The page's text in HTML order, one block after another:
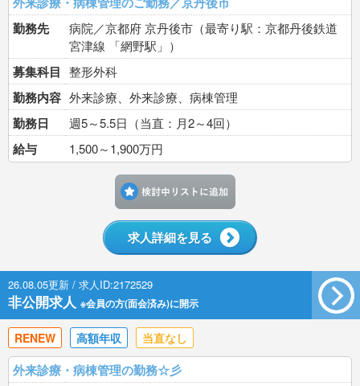
勤務先
病院／京都府 京丹後市（最寄り駅：京都丹後鉄道
宮津線 「網野駅」）
募集科目 整形外科
勤務内容 外来診療、外来診療、病棟管理
勤務日 週5～5.5日（当直：月2～4回）
給与 1,500～1,900万円
求人詳細を見る
26.08.05更新 / 求人ID:2172529
非公開求人 ※会員の方(面会済み)に開示
RENEW 高額年収 当直なし
外来診療・病棟管理の勤務☆彡